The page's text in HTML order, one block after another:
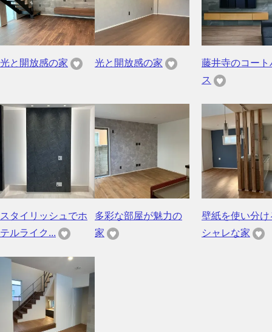
光と開放感の家 光と開放感の家
藤井寺のコート
ス
スタイリッシュでホ
テルライク...
多彩な部屋が魅力の
家
壁紙を使い分け
シャレな家